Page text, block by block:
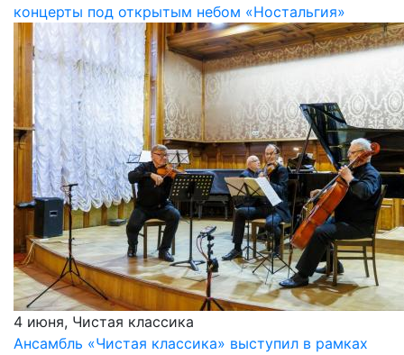
концерты под открытым небом «Ностальгия»
4 июня, Чистая классика
Ансамбль «Чистая классика» выступил в рамках